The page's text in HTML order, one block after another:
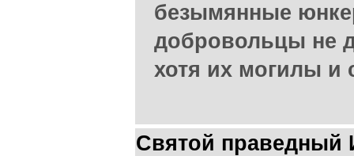
безымянные
добровольцы не
хотя их могилы и
Святой праведный